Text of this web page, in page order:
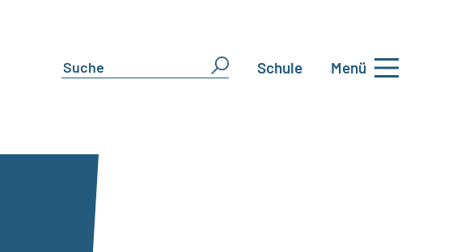
Schule Menü